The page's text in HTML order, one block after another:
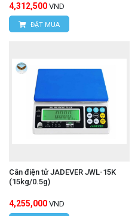
4,312,500 VND
ĐẶT MUA
Cân điện tử JADEVER JWL-15K
(15kg/0.5g)
4,255,000 VND